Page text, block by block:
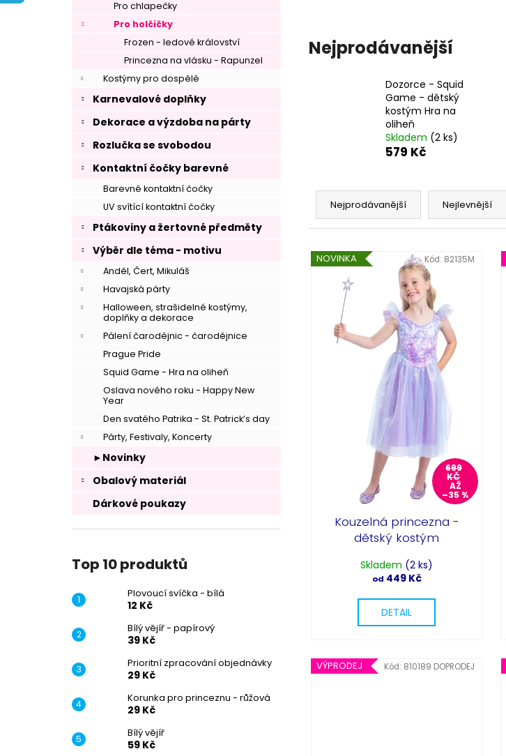
Pro chlapečky
Pro holčičky
Frozen - ledové království
Princezna na vlásku - Rapunzel
Kostýmy pro dospělé
Karnevalové doplňky
Dekorace a výzdoba na párty
Rozlučka se svobodou
Kontaktní čočky barevné
Barevné kontaktní čočky
UV svítící kontaktní čočky
Ptákoviny a žertovné předměty
Výběr dle téma - motivu
Anděl, Čert, Mikuláš
Havajská párty
Halloween, strašidelné kostýmy,
doplňky a dekorace
Pálení čarodějnic - čarodějnice
Prague Pride
Squid Game - Hra na oliheň
Oslava nového roku - Happy New
Year
Den svatého Patrika - St. Patrick’s day
Párty, Festivaly, Koncerty
►Novinky
Obalový materiál
Dárkové poukazy
Top 10 produktů
Plovoucí svíčka - bílá
12 Kč
Bílý vějíř - papírový
39 Kč
Prioritní zpracování objednávky
29 Kč
Korunka pro princeznu - růžová
29 Kč
Bílý vějíř
59 Kč
Nejprodávanější
Dozorce - Squid
Game - dětský
kostým Hra na
oliheň
Skladem (2 ks)
579 Kč
Ř
z
n
Nejprodávanější Nejlevnější
V
ýNOVINKA
699
KČ
AŽ
–35 %
Kouzelná princezna -
dětský kostým
Skladem (2 ks)
od 449 Kč
DETAIL
Kód: 82135M
VÝPRODEJ Kód: 810189 DOPRODEJ